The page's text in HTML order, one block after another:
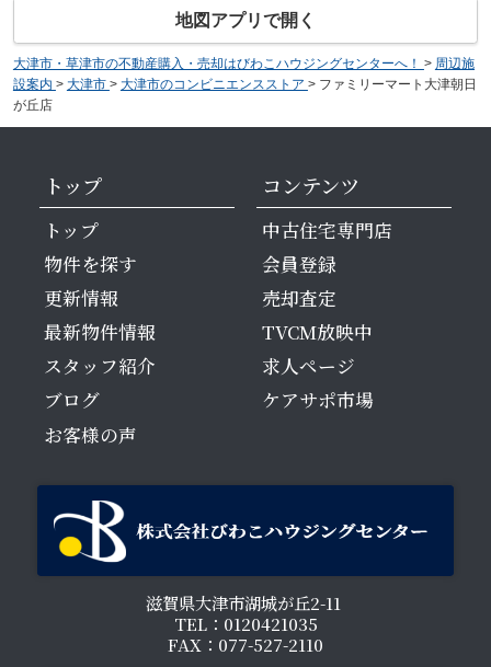
地図アプリで開く
大津市・草津市の不動産購入・売却はびわこハウジングセンターへ！ > 周辺施
設案内 > 大津市 > 大津市のコンビニエンスストア > ファミリーマート大津朝日
が丘店
トップ
トップ
物件を探す
更新情報
最新物件情報
スタッフ紹介
ブログ
お客様の声
コンテンツ
中古住宅専門店
会員登録
売却査定
TVCM放映中
求人ページ
ケアサポ市場
滋賀県大津市湖城が丘2-11
TEL：0120421035
FAX：077-527-2110